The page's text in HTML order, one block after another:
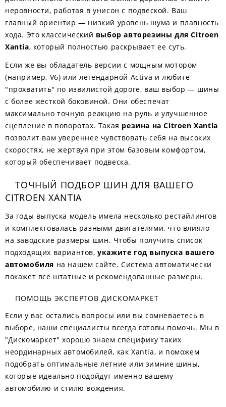
неровности, работая в унисон с подвеской. Ваш
главный ориентир — низкий уровень шума и плавность
хода. Это классический выбор авторезины для Citroen
Xantia, который полностью раскрывает ее суть.
Если же вы обладатель версии с мощным мотором
(например, V6) или легендарной Activa и любите
"прохватить" по извилистой дороге, ваш выбор — шины
с более жесткой боковиной. Они обеспечат
максимально точную реакцию на руль и улучшенное
сцепление в поворотах. Такая резина на Citroen Xantia
позволит вам увереннее чувствовать себя на высоких
скоростях, не жертвуя при этом базовым комфортом,
который обеспечивает подвеска.
ТОЧНЫЙ ПОДБОР ШИН ДЛЯ ВАШЕГО
CITROEN XANTIA
За годы выпуска модель имела несколько рестайлингов
и комплектовалась разными двигателями, что влияло
на заводские размеры шин. Чтобы получить список
подходящих вариантов,укажите год выпуска вашего
автомобиля на нашем сайте. Система автоматически
покажет все штатные и рекомендованные размеры.
ПОМОЩЬ ЭКСПЕРТОВ ДИСКОМАРКЕТ
Если у вас остались вопросы или вы сомневаетесь в
выборе, наши специалисты всегда готовы помочь. Мы в
"Дискомаркет" хорошо знаем специфику таких
неординарных автомобилей, как Xantia, и поможем
подобрать оптимальные летние или зимние шины,
которые идеально подойдут именно вашему
автомобилю и стилю вождения.